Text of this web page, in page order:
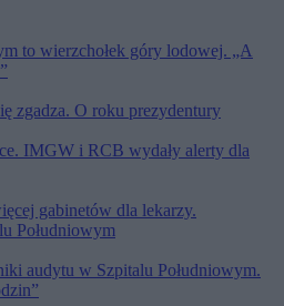
to wierzchołek góry lodowej. „A
zgadza. O roku prezydentury
IMGW i RCB wydały alerty dla
gabinetów dla lekarzy.
Południowym
audytu w Szpitalu Południowym.